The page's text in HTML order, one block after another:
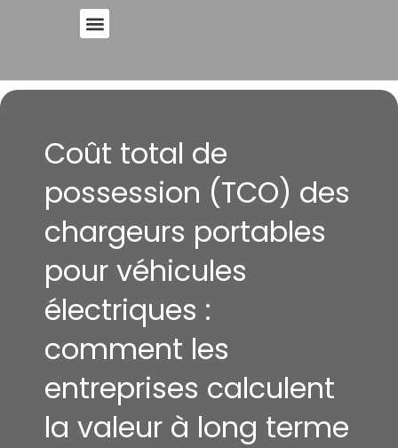
Coût total de
possession (TCO) des
chargeurs portables
pour véhicules
électriques :
comment les
entreprises calculent
la valeur à long terme